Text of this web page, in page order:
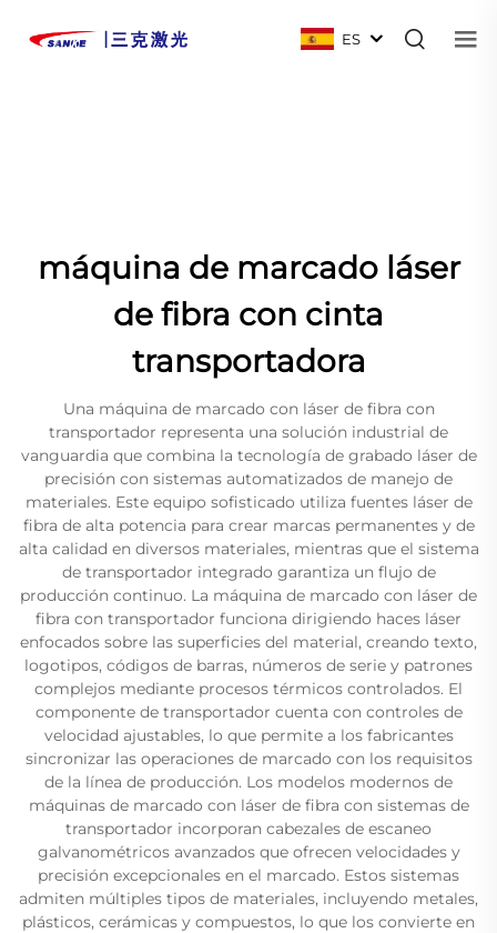
ES
máquina de marcado láser
de fibra con cinta
transportadora
Una máquina de marcado con láser de fibra con
transportador representa una solución industrial de
vanguardia que combina la tecnología de grabado láser de
precisión con sistemas automatizados de manejo de
materiales. Este equipo sofisticado utiliza fuentes láser de
fibra de alta potencia para crear marcas permanentes y de
alta calidad en diversos materiales, mientras que el sistema
de transportador integrado garantiza un flujo de
producción continuo. La máquina de marcado con láser de
fibra con transportador funciona dirigiendo haces láser
enfocados sobre las superficies del material, creando texto,
logotipos, códigos de barras, números de serie y patrones
complejos mediante procesos térmicos controlados. El
componente de transportador cuenta con controles de
velocidad ajustables, lo que permite a los fabricantes
sincronizar las operaciones de marcado con los requisitos
de la línea de producción. Los modelos modernos de
máquinas de marcado con láser de fibra con sistemas de
transportador incorporan cabezales de escaneo
galvanométricos avanzados que ofrecen velocidades y
precisión excepcionales en el marcado. Estos sistemas
admiten múltiples tipos de materiales, incluyendo metales,
plásticos, cerámicas y compuestos, lo que los convierte en